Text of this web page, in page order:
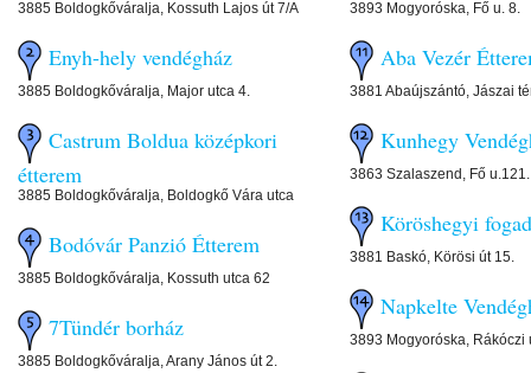
3885 Boldogkőváralja, Kossuth Lajos út 7/A
Enyh-hely vendégház
3885 Boldogkőváralja, Major utca 4.
Castrum Boldua középkori
étterem
3885 Boldogkőváralja, Boldogkő Vára utca
Bodóvár Panzió Étterem
3885 Boldogkőváralja, Kossuth utca 62
7Tündér borház
3885 Boldogkőváralja, Arany János út 2.
3893 Mogyoróska, Fő u. 8.
Aba Vezér
3881 Abaújszántó, Jászai
Kunhegy
3863 Szalaszend, Fő u.121.
Köröshegyi
3881 Baskó, Körösi út 15.
Napkelte
3893 Mogyoróska, Rákóczi